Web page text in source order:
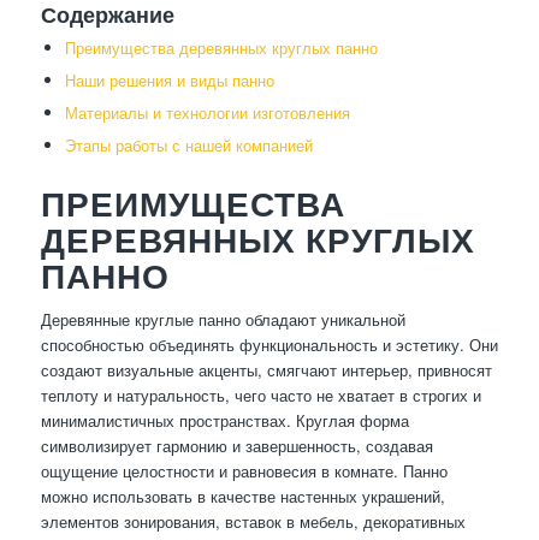
Содержание
Преимущества деревянных круглых панно
Наши решения и виды панно
Материалы и технологии изготовления
Этапы работы с нашей компанией
ПРЕИМУЩЕСТВА
ДЕРЕВЯННЫХ КРУГЛЫХ
ПАННО
Деревянные круглые панно обладают уникальной
способностью объединять функциональность и эстетику. Они
создают визуальные акценты, смягчают интерьер, привносят
теплоту и натуральность, чего часто не хватает в строгих и
минималистичных пространствах. Круглая форма
символизирует гармонию и завершенность, создавая
ощущение целостности и равновесия в комнате. Панно
можно использовать в качестве настенных украшений,
элементов зонирования, вставок в мебель, декоративных